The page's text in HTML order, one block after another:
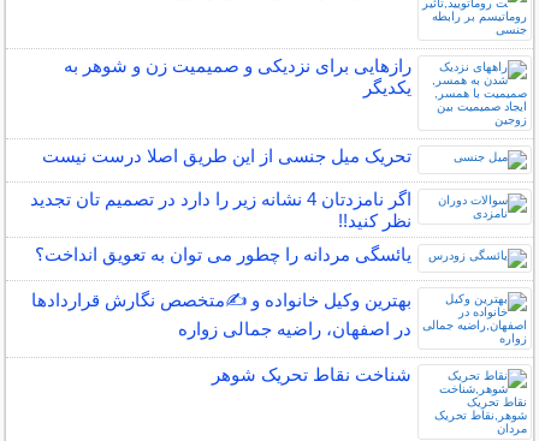
رازهایی برای نزدیکی و صمیمیت زن و شوهر به
یکدیگر
تحریک میل جنسی از این طریق اصلا درست نیست
اگر نامزدتان 4 نشانه زیر را دارد در تصمیم تان تجدید
نظر کنید!!
یائسگی مردانه را چطور می توان به تعویق انداخت؟
بهترین وکیل خانواده و ✍️متخصص نگارش قراردادها
در اصفهان، راضیه جمالی زواره
شناخت نقاط تحریک شوهر